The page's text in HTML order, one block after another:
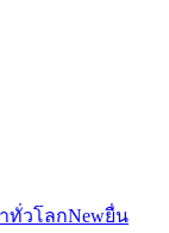
ทั่วโลกNewยื่น